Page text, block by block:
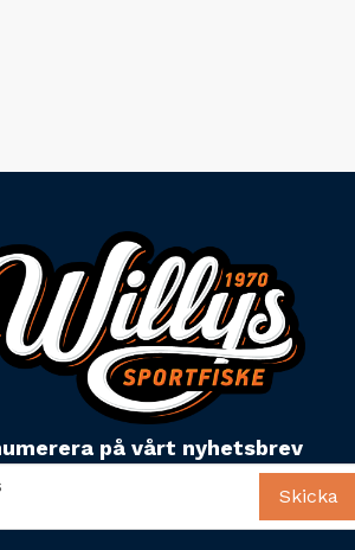
på vårt nyhetsbrev
Skicka